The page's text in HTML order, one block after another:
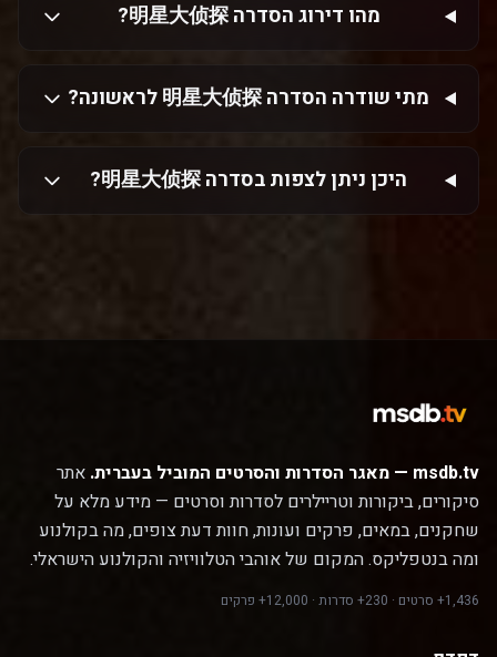
מהו דירוג הסדרה 明星大侦探?
מתי שודרה הסדרה 明星大侦探 לראשונה?
היכן ניתן לצפות בסדרה 明星大侦探?
msdb.tv — מאגר הסדרות והסרטים המוביל בעברית.
אתר
סיקורים, ביקורות וטריילרים לסדרות וסרטים — מידע מלא על
שחקנים, במאים, פרקים ועונות, חוות דעת צופים, מה בקולנוע
ומה בנטפליקס. המקום של אוהבי הטלוויזיה והקולנוע הישראלי.
1,436+ סרטים · 230+ סדרות · 12,000+ פרקים